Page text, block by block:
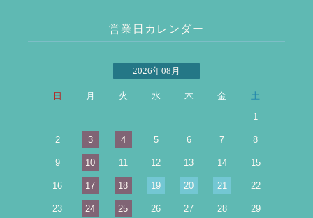
営業日カレンダー
2026年08月
日 月 火 水 木 金
土
1
2 3 4 5 6 7 8
9 10 11 12 13 14 15
16 17 18 19 20 21 22
23 24 25 26 27 28 29